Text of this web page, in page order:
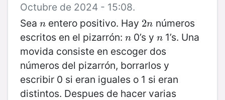
Octubre de 2024 - 15:08.
Sea n
n entero positivo. Hay 2n
2n números
escritos en el pizarrón: n
n 0’s yn
n 1’s. Una
movida consiste en escoger dos
números del pizarrón, borrarlos y
escribir 0 si eran iguales o 1 si eran
distintos. Despues de hacer varias